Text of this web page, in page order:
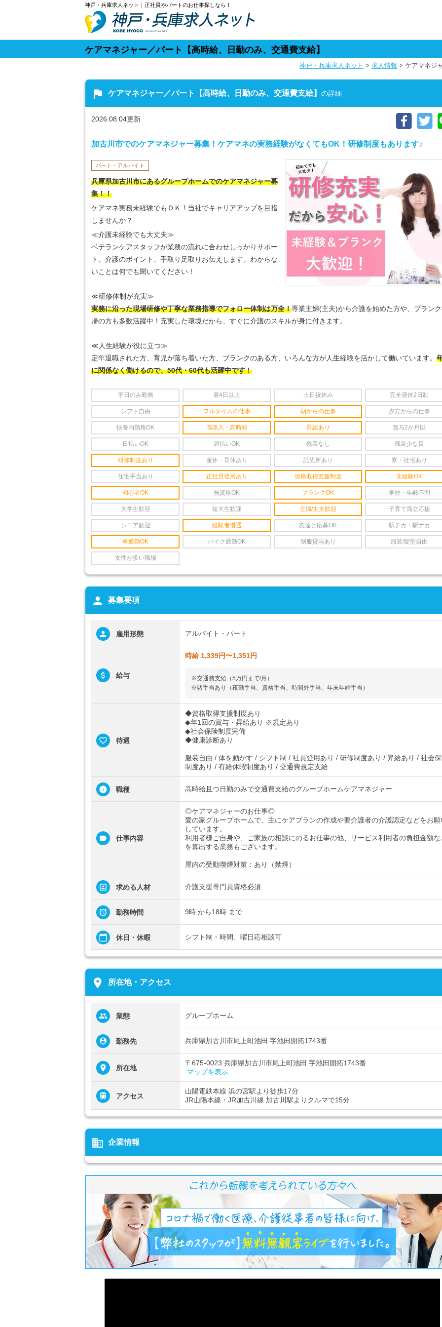
神戸・兵庫求人ネット｜正社員やパートのお仕事探しなら！
ケアマネジャー／パート【高時給、日勤のみ、交通費支給】
神戸・兵庫求人ネット > 求人情報 > ケアマネジ
flag ケアマネジャー／パート【高時給、日勤のみ、交通費支給】 の詳細
2026.08.04更新
加古川市でのケアマネジャー募集！ケアマネの実務経験がなくてもOK！研修制度もあります♪
パート・アルバイト
兵庫県加古川市にあるグループホームでのケアマネジャー募
集！！
ケアマネ実務未経験でもＯＫ！当社でキャリアアップを目指
しませんか？
≪介護未経験でも大丈夫≫
ベテランケアスタッフが業務の流れに合わせしっかりサポー
ト。介護のポイント、手取り足取りお伝えします。わからな
いことは何でも聞いてください！
≪研修体制が充実≫
実務に沿った現場研修や丁寧な業務指導でフォロー体制は万全！専業主婦(主夫)から介護を始めた方や、ブラン
帰の方も多数活躍中！充実した環境だから、すぐに介護のスキルが身に付きます。
≪人生経験が役に立つ≫
定年退職された方、育児が落ち着いた方、ブランクのある方、いろんな方が人生経験を活かして働いています。
に関係なく働けるので、50代・60代も活躍中です！
平日のみ勤務 週4日以上 土日祝休み 完全週休2日制
シフト自由 フルタイムの仕事 朝からの仕事 夕方からの仕事
扶養内勤務OK 高収入・高時給 昇給あり 賞与2か月以
日払いOK 週払いOK 残業なし 残業少な目
研修制度あり 産休・育休あり 託児所あり 寮・社宅あり
住宅手当あり 正社員登用あり 資格取得支援制度 未経験OK
初心者OK 無資格OK ブランクOK 学歴・年齢不問
大学生歓迎 短大生歓迎 主婦/主夫歓迎 子育て両立応援
シニア歓迎 経験者優遇 友達と応募OK 駅チカ・駅ナカ
車通勤OK バイク通勤OK 制服貸与あり 服装/髪型自由
女性が多い職場
person 募集要項
雇用形態 アルバイト・パート
給与
時給 1,339円〜1,351円
※交通費支給（5万円まで/月）
※諸手当あり（夜勤手当、資格手当、時間外手当、年末年始手当）
待遇
◆資格取得支援制度あり
◆年1回の賞与・昇給あり ※規定あり
◆社会保険制度完備
◆健康診断あり
服装自由 / 体を動かす / シフト制 / 社員登用あり / 研修制度あり / 昇給あり / 社会
制度あり / 有給休暇制度あり / 交通費規定支給
職種 高時給且つ日勤のみで交通費支給のグループホームケアマネジャー
仕事内容
◎ケアマネジャーのお仕事◎
愛の家グループホームで、主にケアプランの作成や要介護者の介護認定などをお願
しています。
利用者様ご自身や、ご家族の相談にのるお仕事の他、サービス利用者の負担金額な
を算出する業務もございます。
屋内の受動喫煙対策：あり（禁煙）
求める人材 介護支援専門員資格必須
勤務時間 9時 から18時 まで
休日・休暇 シフト制・時間、曜日応相談可
place 所在地・アクセス
業態 グループホーム
勤務先 兵庫県加古川市尾上町池田 字池田開拓1743番
所在地
〒675-0023 兵庫県加古川市尾上町池田 字池田開拓1743番
マップを表示
アクセス
山陽電鉄本線 浜の宮駅より徒歩17分
JR山陽本線・JR加古川線 加古川駅よりクルマで15分
business 企業情報